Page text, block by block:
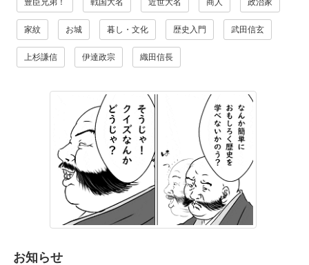
豊臣兄弟！ 戦国大名 近世大名 商人 政治家
家紋 お城 暮し・文化 歴史入門 武田信玄
上杉謙信 伊達政宗 織田信長
お知らせ